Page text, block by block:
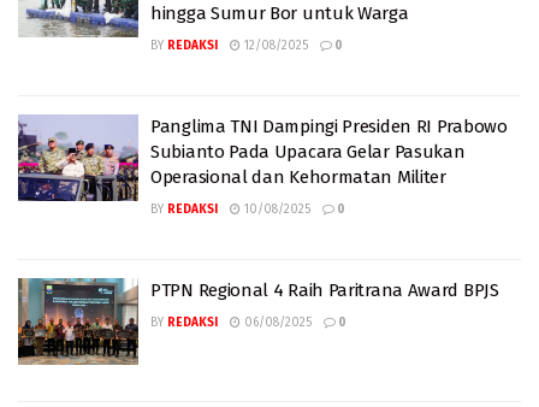
hingga Sumur Bor untuk Warga
BY REDAKSI 12/08/2025 0
Panglima TNI Dampingi Presiden RI Prabowo
Subianto Pada Upacara Gelar Pasukan
Operasional dan Kehormatan Militer
BY REDAKSI 10/08/2025 0
PTPN Regional 4 Raih Paritrana Award BPJS
BY REDAKSI 06/08/2025 0